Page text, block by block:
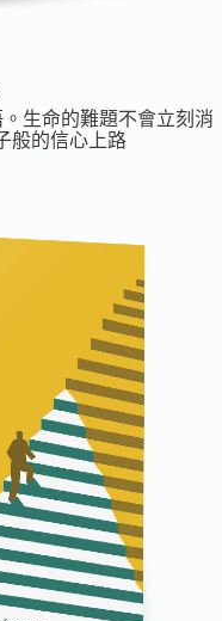
生命的難題不會立刻消
般的信心上路